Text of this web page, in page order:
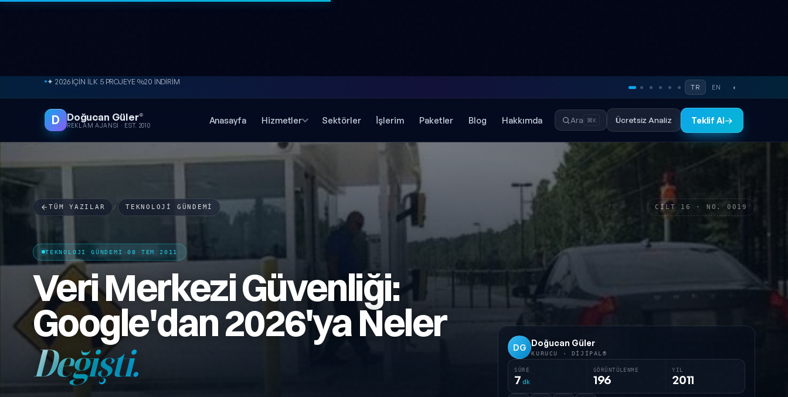
İçeriğe atla● ÜCRETSİZ SİTE ANALİZİ
TR EN ◐
D Doğucan Güler®
REKLAM AJANSI · EST. 2010
Anasayfa Hizmetler Sektörler İşlerim Paketler Blog Hakkımda Ara ⌘K Ücretsiz Analiz Teklif Al→
TÜM YAZILAR / TEKNOLOJI GÜNDEMI CİLT 16 · NO. 0019
TEKNOLOJI GÜNDEMI ·08 TEM 2011
Veri Merkezi Güvenliği:
Google'dan 2026'ya Neler
Değişti. DG Doğucan Güler
KURUCU · DIJIPAL®
SÜRE
7 dk
GÖRÜNTÜLENME
196
YIL
2011